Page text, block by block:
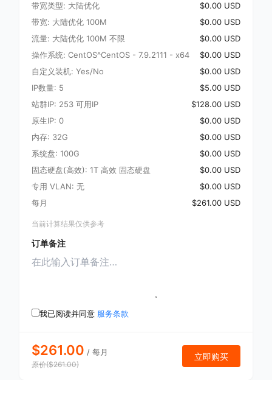
带宽类型: 大陆优化
$0.00 USD
带宽: 大陆优化 100M
$0.00 USD
流量: 大陆优化 100M 不限
$0.00 USD
操作系统: CentOS^CentOS - 7.9.2111 - x64
$0.00 USD
自定义装机: Yes/No
$0.00 USD
IP数量: 5
$5.00 USD
站群IP: 253 可用IP
$128.00 USD
原生IP: 0
$0.00 USD
内存: 32G
$0.00 USD
系统盘: 100G
$0.00 USD
固态硬盘(高效): 1T 高效 固态硬盘
$0.00 USD
专用 VLAN: 无
$0.00 USD
每月
$261.00 USD
当前计算结果仅供参考
订单备注
我已阅读并同意 服务条款
$261.00 / 每月
原价($261.00)
立即购买